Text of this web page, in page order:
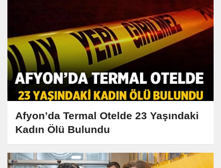
Afyon’da Termal Otelde 23 Yaşındaki
Kadın Ölü Bulundu